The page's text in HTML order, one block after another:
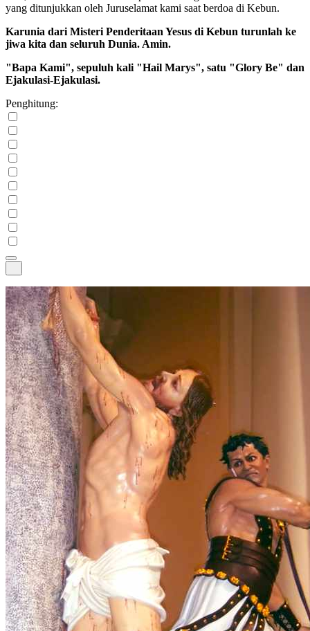
yang ditunjukkan oleh Juruselamat kami saat berdoa di Kebun.
Karunia dari Misteri Penderitaan Yesus di Kebun turunlah ke
jiwa kita dan seluruh Dunia. Amin.
"Bapa Kami", sepuluh kali "Hail Marys", satu "Glory Be" dan
Ejakulasi-Ejakulasi.
Penghitung: